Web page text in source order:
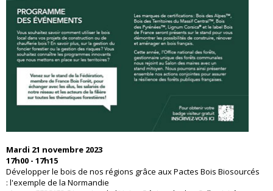
Mardi 21 novembre 2023
17h00 - 17h15
Développer le bois de nos régions grâce aux Pactes Bois Biosourcés
: l'exemple de la Normandie